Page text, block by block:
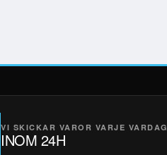
VI SKICKAR VAROR VARJE VARDAG
INOM 24H